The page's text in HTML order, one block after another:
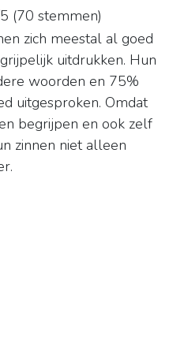
(70 stemmen)
zich meestal al goed
uitdrukken. Hun
woorden en 75%
uitgesproken. Omdat
begrijpen en ook zelf
zinnen niet alleen